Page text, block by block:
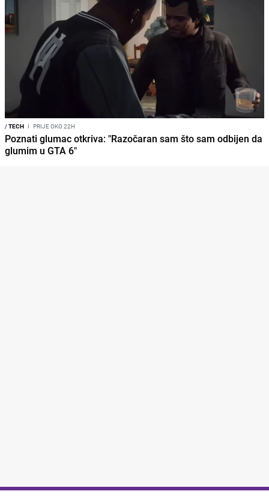
/TECH I PRIJE OKO 22H
Poznati glumac otkriva: "Razočaran sam što sam odbijen da
glumim u GTA 6"